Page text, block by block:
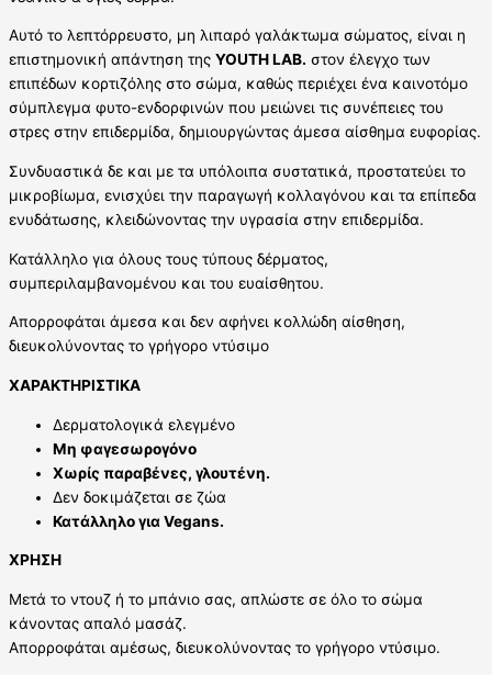
Αυτό το λεπτόρρευστο, μη λιπαρό γαλάκτωμα σώματος, είναι η
επιστημονική απάντηση της YOUTH LAB. στον έλεγχο των
επιπέδων κορτιζόλης στο σώμα, καθώς περιέχει ένα καινοτόμο
σύμπλεγμα φυτο-ενδορφινών που μειώνει τις συνέπειες του
στρες στην επιδερμίδα, δημιουργώντας άμεσα αίσθημα ευφορίας.
Συνδυαστικά δε και με τα υπόλοιπα συστατικά, προστατεύει το
μικροβίωμα, ενισχύει την παραγωγή κολλαγόνου και τα επίπεδα
ενυδάτωσης, κλειδώνοντας την υγρασία στην επιδερμίδα.
Κατάλληλο για όλους τους τύπους δέρματος,
συμπεριλαμβανομένου και του ευαίσθητου.
Απορροφάται άμεσα και δεν αφήνει κολλώδη αίσθηση,
διευκολύνοντας το γρήγορο ντύσιμο
ΧΑΡΑΚΤΗΡΙΣΤΙΚΑ
Δερματολογικά ελεγμένο
Μη φαγεσωρογόνο
Χωρίς παραβένες, γλουτένη.
Δεν δοκιμάζεται σε ζώα
Κατάλληλο για Vegans.
ΧΡΗΣΗ
Μετά το ντουζ ή το μπάνιο σας, απλώστε σε όλο το σώμα
κάνοντας απαλό μασάζ.
Απορροφάται αμέσως, διευκολύνοντας το γρήγορο ντύσιμο.